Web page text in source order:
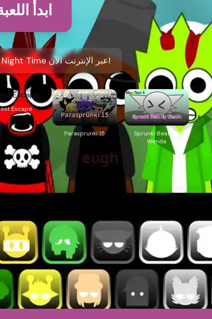
ابدأ
العب Sprunki Rejoyed Night Time عبر الإنترنت الآن!
Escape
Parasprunki 15
Sprunki Beat Up
Wenda